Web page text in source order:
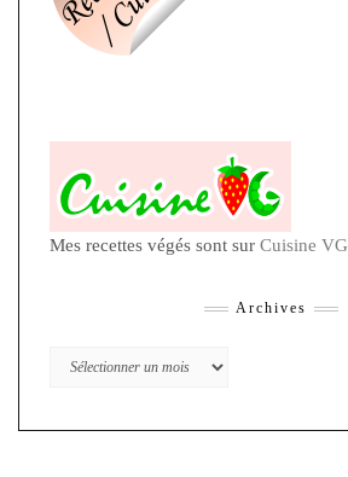
Mes recettes végés sont sur Cuisine VG
Archives
Archives